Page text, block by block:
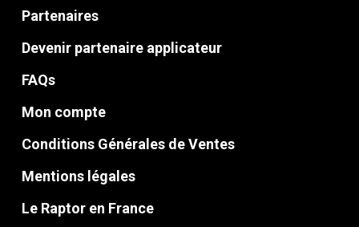
Partenaires
Devenir partenaire applicateur
FAQs
Mon compte
Conditions Générales de Ventes
Mentions légales
Le Raptor en France